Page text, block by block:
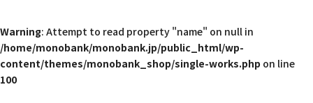
Warning: Attempt to read property "name" on null in
/home/monobank/monobank.jp/public_html/wp-
content/themes/monobank_shop/single-works.php on line
100